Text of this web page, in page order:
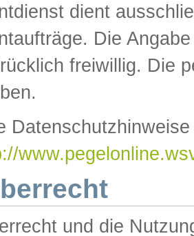
dient
Die
freiwillig. Die
und die